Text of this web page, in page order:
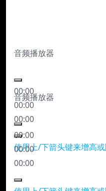
音频播放器
00:00
00:00
00:00
使用上/下箭头键来增高或
音频播放器
00:00
00:00
00:00